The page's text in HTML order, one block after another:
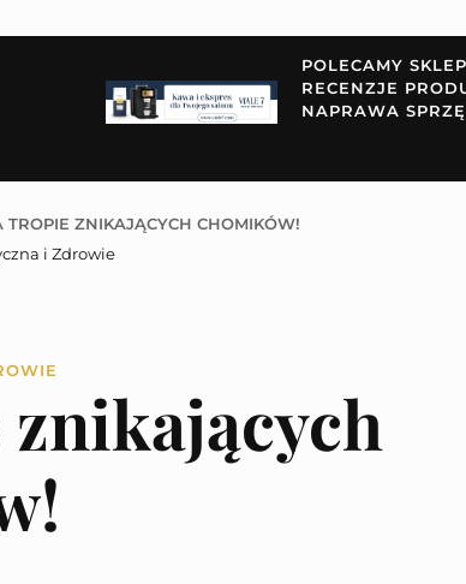
POLECAMY
RECENZJE
NAPRAWA
TROPIE ZNIKAJĄCYCH CHOMIKÓW!
i Zdrowie